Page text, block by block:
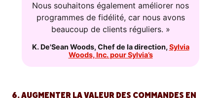
Nous souhaitons également améliorer nos
programmes de fidélité, car nous avons
beaucoup de clients réguliers. »
K. De'Sean Woods, Chef de la direction, Sylvia
Woods, Inc. pour Sylvia’s
6. AUGMENTER LA VALEUR DES COMMANDES EN